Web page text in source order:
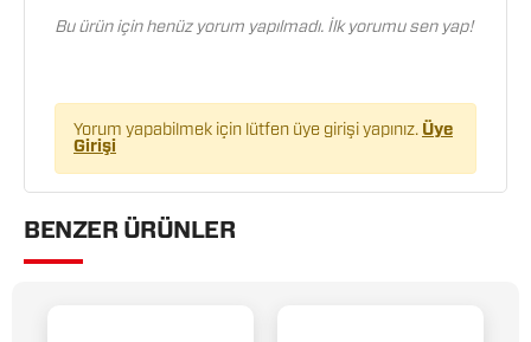
Bu ürün için henüz yorum yapılmadı. İlk yorumu sen yap!
Yorum yapabilmek için lütfen üye girişi yapınız. Üye
Girişi
BENZER ÜRÜNLER